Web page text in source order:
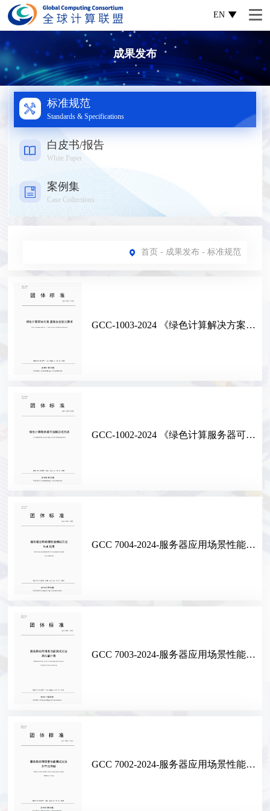
EN
成果发布
标准规范
Standards & Specifications
白皮书/报告
White Paper
案例集
Case Collections
首页 - 成果发布- 标准规范
GCC-1003-2024 《绿色计算解决方案 基础安全能力要求》
GCC-1002-2024 《绿色计算服务器可信赖测试方法》
GCC 7004-2024-服务器应用场景性能测试方法 Web应用
GCC 7003-2024-服务器应用场景性能测试方法 高性能计算
GCC 7002-2024-服务器应用场景性能测试方法 分布式存储